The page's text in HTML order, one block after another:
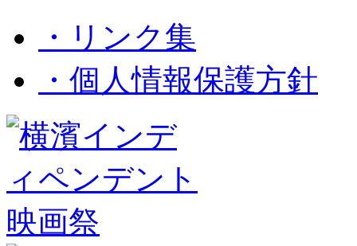
・リンク集
・個人情報保護方針